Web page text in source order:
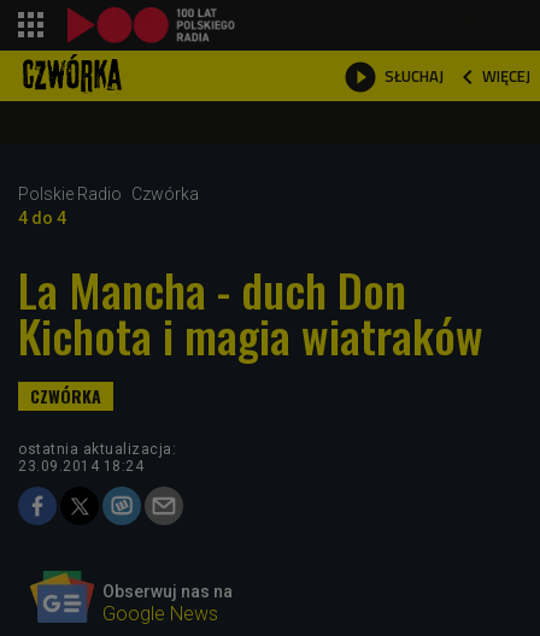
 SŁUCHAJ  WIĘCEJ

Polskie Radio
Czwórka
4 do 4
La Mancha - duch Don
Kichota i magia wiatraków
ostatnia aktualizacja:
23.09.2014 18:24
Obserwuj nas na
Google News